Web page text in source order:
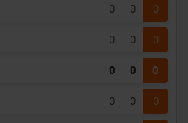
0 0 0
0 0 0
0 0 0
0 0 0